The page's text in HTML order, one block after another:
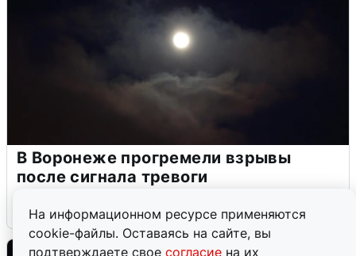
На информационном ресурсе применяются
cookie-файлы. Оставаясь на сайте, вы
подтверждаете свое согласие на их
В Воронеже прогремели взрывы
после сигнала тревоги
5 августа